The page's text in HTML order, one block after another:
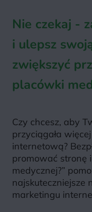
Nie czekaj -
i ulepsz
zwiększyć
placówki
Czy chcesz, aby
przyciągała
internetową?
promować stronę
medycznej?”
najskuteczniejsze
marketingu